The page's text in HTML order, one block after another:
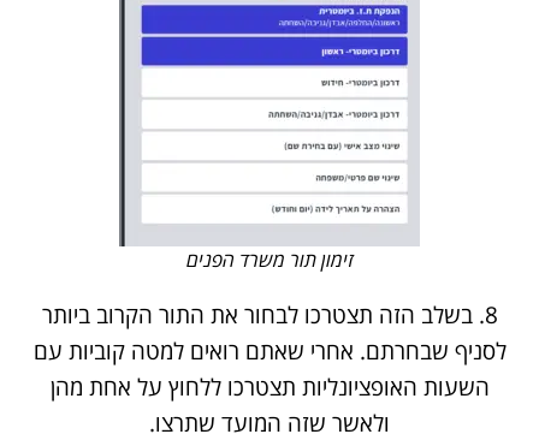
זימון תור משרד הפנים
8. בשלב הזה תצטרכו לבחור את התור הקרוב ביותר
לסניף שבחרתם. אחרי שאתם רואים למטה קוביות עם
השעות האופציונליות תצטרכו ללחוץ על אחת מהן
ולאשר שזה המועד שתרצו.